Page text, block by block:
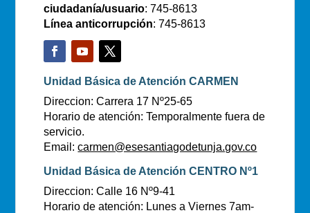
ciudadanía/usuario: 745-8613
Línea anticorrupción: 745-8613
Unidad Básica de Atención CARMEN
Direccion: Carrera 17 Nº25-65
Horario de atención: Temporalmente fuera de
servicio.
Email:carmen@esesantiagodetunja.gov.co
Unidad Básica de Atención CENTRO Nº1
Direccion: Calle 16 Nº9-41
Horario de atención: Lunes a Viernes 7am-